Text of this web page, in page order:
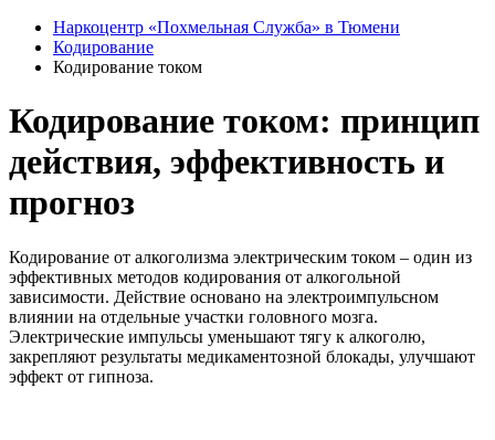
Наркоцентр «Похмельная Служба» в Тюмени
Кодирование
Кодирование током
Кодирование током: принцип
действия, эффективность и
прогноз
Кодирование от алкоголизма электрическим током – один из
эффективных методов кодирования от алкогольной
зависимости. Действие основано на электроимпульсном
влиянии на отдельные участки головного мозга.
Электрические импульсы уменьшают тягу к алкоголю,
закрепляют результаты медикаментозной блокады, улучшают
эффект от гипноза.